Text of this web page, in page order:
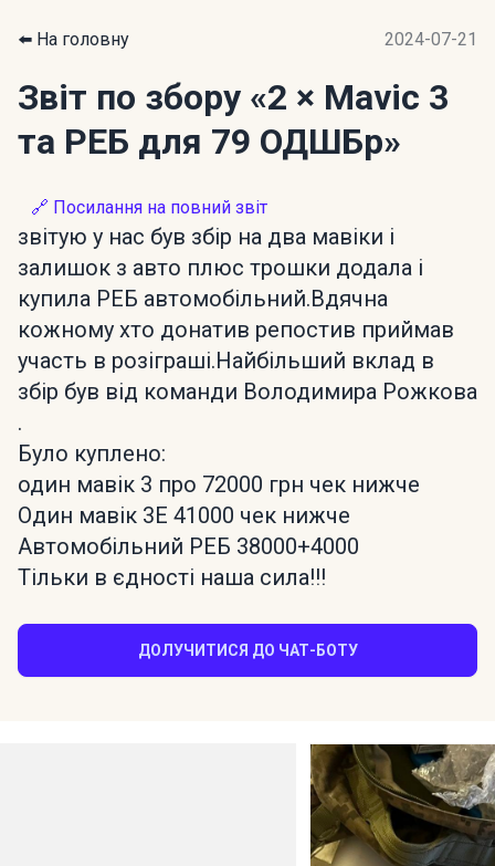
⬅️ На головну 2024-07-21
Звіт по збору «2 × Mavic 3
та РЕБ для 79 ОДШБр»
🔗 Посилання на повний звіт
звітую у нас був збір на два мавіки і
залишок з авто плюс трошки додала і
купила РЕБ автомобільний.Вдячна
кожному хто донатив репостив приймав
участь в розіграші.Найбільший вклад в
збір був від команди Володимира Рожкова
.
Було куплено:
один мавік 3 про 72000 грн чек нижче
Один мавік 3Е 41000 чек нижче
Автомобільний РЕБ 38000+4000
Тільки в єдності наша сила!!!
ДОЛУЧИТИСЯ ДО ЧАТ-БОТУ